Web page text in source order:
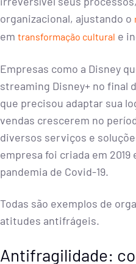
organizacional, ajustando o
em transformação cultural e
Empresas como a Disney
streaming Disney+ no final
que precisou adaptar sua
vendas crescerem no
diversos serviços e
empresa foi criada em
pandemia de Covid-19.
Todas são exemplos de
atitudes antifrágeis.
Antifragilidade: